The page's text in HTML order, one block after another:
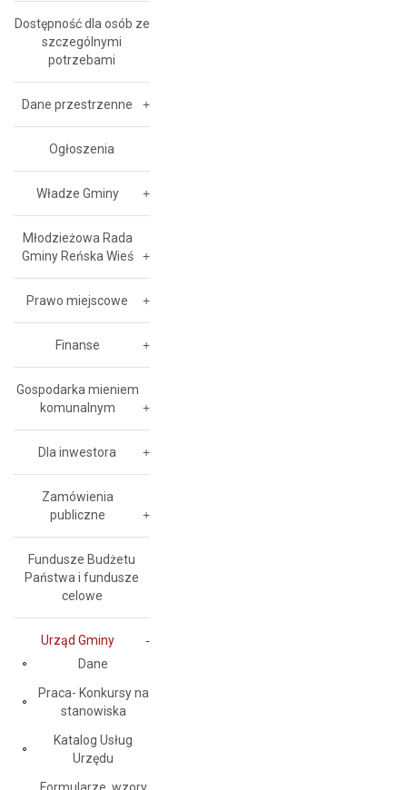
Dostępność dla osób ze
szczególnymi
potrzebami
Dane przestrzenne
Ogłoszenia
Władze Gminy
Młodzieżowa Rada
Gminy Reńska Wieś
Prawo miejscowe
Finanse
Gospodarka mieniem
komunalnym
Dla inwestora
Zamówienia
publiczne
Fundusze Budżetu
Państwa i fundusze
celowe
Urząd Gminy
Dane
Praca- Konkursy na
stanowiska
Katalog Usług
Urzędu